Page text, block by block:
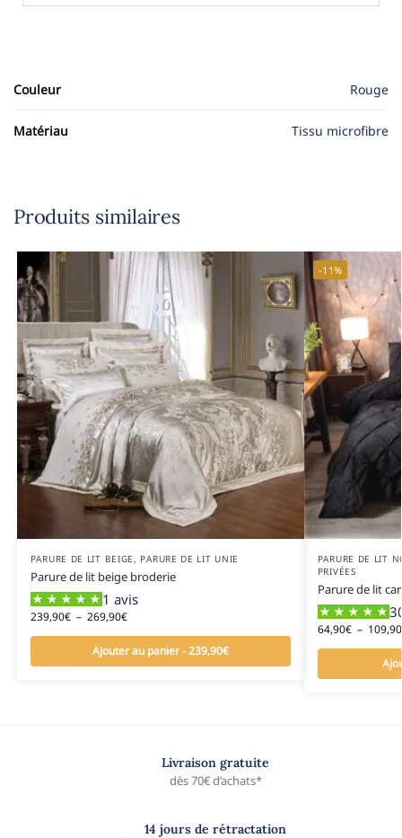
Couleur Rouge
Matériau Tissu microfibre
Produits similaires
PARURE DE LIT BEIGE, PARURE DE LIT UNIE
Parure de lit beige broderie
1 avis
239,90€ – 269,90€
Ajouter au panier - 239,90€
-11%
PARURE DE LIT
PRIVÉES
Parure de lit
64,90€ – 109,90
Livraison gratuite
dès 70€ d’achats*
14 jours de rétractation